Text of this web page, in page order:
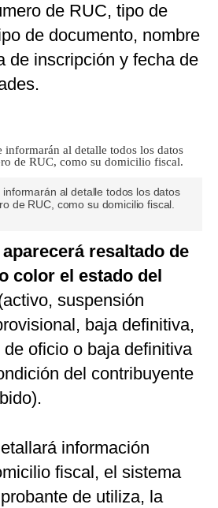
de RUC, tipo de
de documento, nombre
de inscripción y fecha de
al detalle todos los datos
de RUC, como su domicilio fiscal.
aparecerá resaltado de
color el estado del
suspensión
baja definitiva,
oficio o baja definitiva
del contribuyente
información
fiscal, el sistema
de utiliza, la